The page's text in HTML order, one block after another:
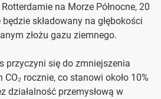
na Morze Północne, 20
składowany na głębokości
złożu gazu ziemnego.
przyczyni się do zmniejszenia
rocznie, co stanowi około 10%
działalność przemysłową w